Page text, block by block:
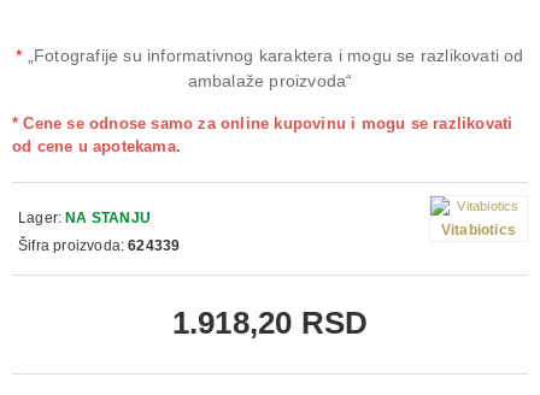
* „Fotografije su informativnog karaktera i mogu se razlikovati od
ambalaže proizvoda“
* Cene se odnose samo za online kupovinu i mogu se razlikovati
od cene u apotekama.
1.918,20 RSD
Lager: NA STANJU
Šifra proizvoda: 624339
Vitabiotics